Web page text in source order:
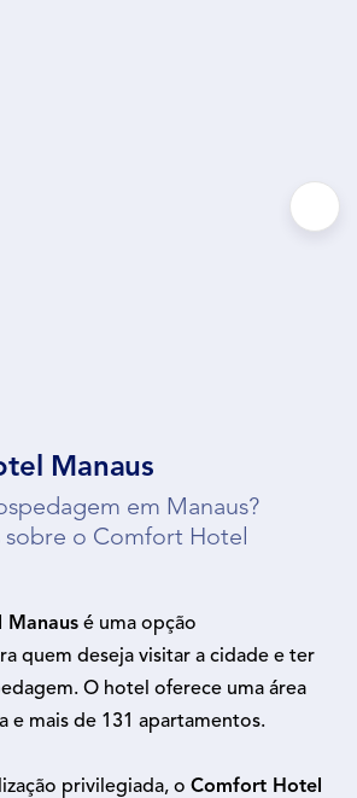
Manaus
em Manaus?
sobre o Comfort Hotel
Manaus é uma opção
quem deseja visitar a cidade e ter
O hotel oferece uma área
e mais de 131 apartamentos.
privilegiada, o Comfort Hotel